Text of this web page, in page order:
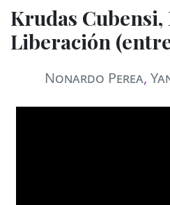
Krudas
Liberación
Nonardo Perea,